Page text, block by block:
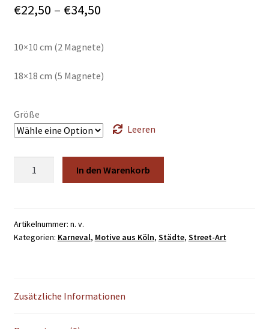
€22,50 – €34,50Preisspanne:
bis
€34,50
10×10 cm (2 Magnete)
18×18 cm (5 Magnete)
Größe
Leeren
In den Warenkorb
Artikelnummer: n. v.
Kategorien: Karneval, Motive aus Köln, Städte, Street-Art
Zusätzliche Informationen